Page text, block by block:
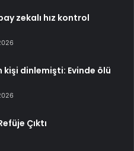
zekalı hız kontrol
kişi dinlemişti: Evinde ölü
Çıktı